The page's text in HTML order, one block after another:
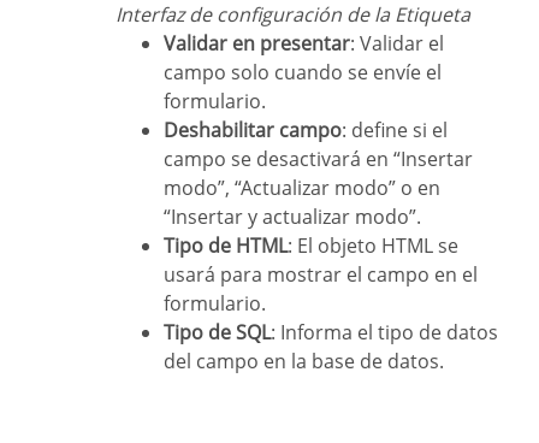
Interfaz de configuración de la Etiqueta
Validar en presentar: Validar el
campo solo cuando se envíe el
formulario.
Deshabilitar campo: define si el
campo se desactivará en “Insertar
modo”, “Actualizar modo” o en
“Insertar y actualizar modo”.
Tipo de HTML: El objeto HTML se
usará para mostrar el campo en el
formulario.
Tipo de SQL: Informa el tipo de datos
del campo en la base de datos.